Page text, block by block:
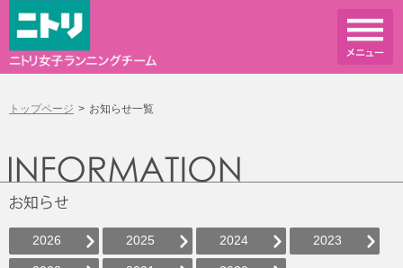
トップページ お知らせ一覧
2026 2025 2024 2023